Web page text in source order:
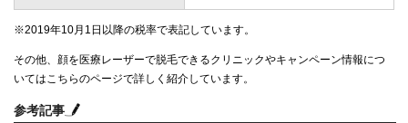
※2019年10月1日以降の税率で表記しています。
その他、顔を医療レーザーで脱毛できるクリニックやキャンペーン情報につ
いてはこちらのページで詳しく紹介しています。
参考記事